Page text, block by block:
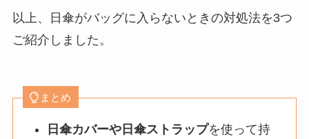
以上、日傘がバッグに入らないときの対処法を3つ
ご紹介しました。
まとめ
日傘カバーや日傘ストラップを使って持